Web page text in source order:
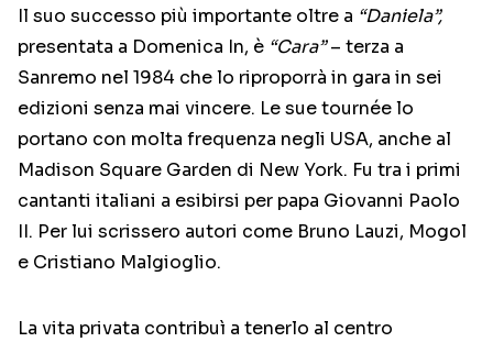
Il suo successo più importante oltre a “Daniela”,
presentata a Domenica In, è “Cara”– terza a
Sanremo nel 1984 che lo riproporrà in gara in sei
edizioni senza mai vincere. Le sue tournée lo
portano con molta frequenza negli USA, anche al
Madison Square Garden di New York. Fu tra i primi
cantanti italiani a esibirsi per papa Giovanni Paolo
II. Per lui scrissero autori come Bruno Lauzi, Mogol
e Cristiano Malgioglio.
La vita privata contribuì a tenerlo al centro